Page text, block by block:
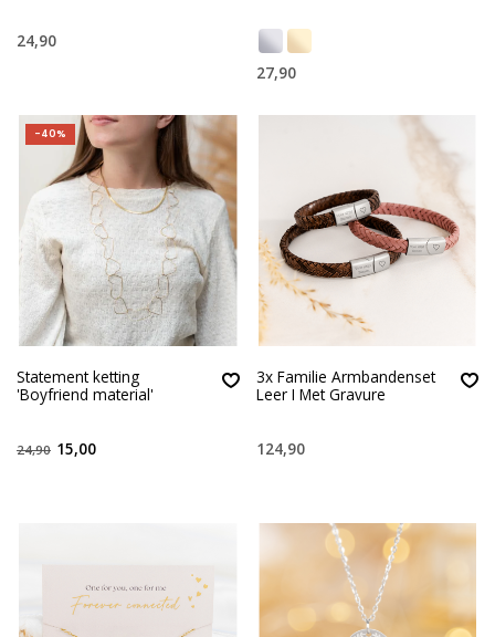
24,90
27,90
-40%
Statement ketting
'Boyfriend material'
24,90 15,00
3x Familie Armbandenset
Leer I Met Gravure
124,90